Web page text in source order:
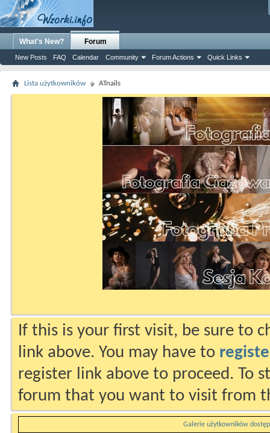
What's New? Forum
New Posts FAQ Calendar Community Forum Actions Quick Links
Lista użytkowników ATnails
If this is your first visit, be sure to
link above. You may have to
register link above to proceed. To
forum that you want to visit from
Galerie użytkowników